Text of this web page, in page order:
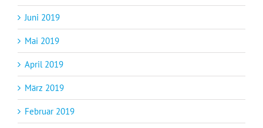
Juni 2019
Mai 2019
April 2019
März 2019
Februar 2019